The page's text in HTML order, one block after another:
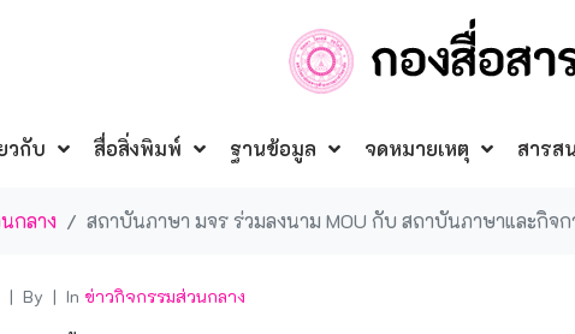
วกับ สื่อสิ่งพิมพ์ ฐานข้อมูล จดหมายเหตุ สารส
กลาง สถาบันภาษา มจร ร่วมลงนาม MOU กับ สถาบันภาษาและกิจก
By In ข่าวกิจกรรมส่วนกลาง